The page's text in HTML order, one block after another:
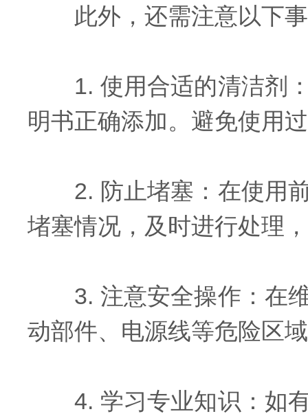
此外，还需注意以下
1. 使用合适的清洁剂：
明书正确添加。避免使用
2. 防止堵塞：在使用前
堵塞情况，及时进行处理
3. 注意安全操作：在维
动部件、电源线等危险区
4. 学习专业知识：如有